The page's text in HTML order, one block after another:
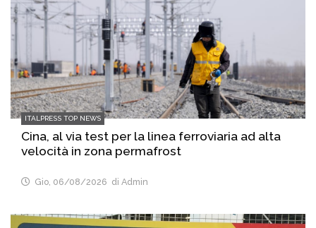
ITALPRESS TOP NEWS
Cina, al via test per la linea ferroviaria ad alta
velocità in zona permafrost
Gio, 06/08/2026 di Admin